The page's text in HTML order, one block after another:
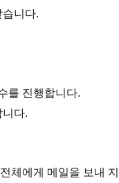
니다.
를 진행합니다.
다.
체에게 메일을 보내